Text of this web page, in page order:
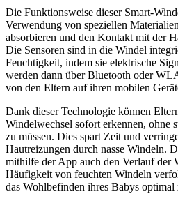
Die Funktionsweise dieser Smart-
Verwendung von speziellen
absorbieren und den Kontakt mit der
Die Sensoren sind in die Windel
Feuchtigkeit, indem sie elektrische
werden dann über Bluetooth oder
von den Eltern auf ihren mobilen
Dank dieser Technologie können
Windelwechsel sofort erkennen, ohne
zu müssen. Dies spart Zeit und
Hautreizungen durch nasse Windeln.
mithilfe der App auch den Verlauf der
Häufigkeit von feuchten Windeln
das Wohlbefinden ihres Babys optimal